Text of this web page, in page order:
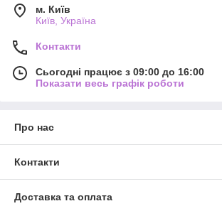
м. Київ
Київ, Україна
Контакти
Сьогодні працює з 09:00 до 16:00
Показати весь графік роботи
Про нас
Контакти
Доставка та оплата